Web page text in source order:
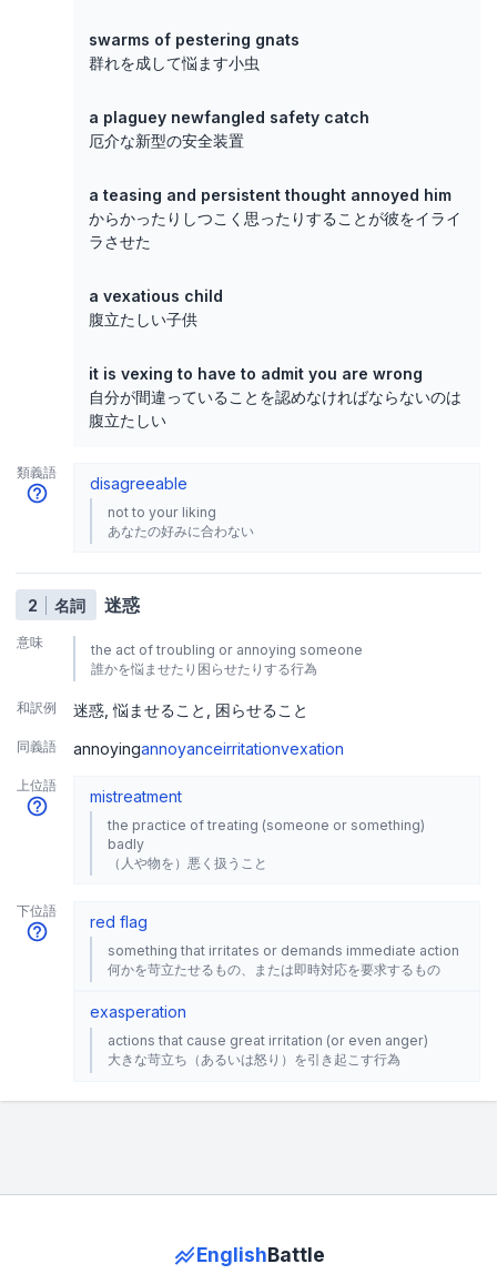
swarms of pestering gnats
群れを成して悩ます小虫
a plaguey newfangled safety catch
厄介な新型の安全装置
a teasing and persistent thought annoyed him
からかったりしつこく思ったりすることが彼をイライ
ラさせた
a vexatious child
腹立たしい子供
it is vexing to have to admit you are wrong
自分が間違っていることを認めなければならないのは
腹立たしい
類義語
disagreeable
not to your liking
あなたの好みに合わない
2 名詞 迷惑
意味
the act of troubling or annoying someone
誰かを悩ませたり困らせたりする行為
和訳例 迷惑 悩ませること 困らせること
同義語 annoyingannoyanceirritationvexation
上位語
mistreatment
the practice of treating (someone or something)
badly
（人や物を）悪く扱うこと
下位語
red flag
something that irritates or demands immediate action
何かを苛立たせるもの、または即時対応を要求するもの
exasperation
actions that cause great irritation (or even anger)
大きな苛立ち（あるいは怒り）を引き起こす行為
EnglishBattle